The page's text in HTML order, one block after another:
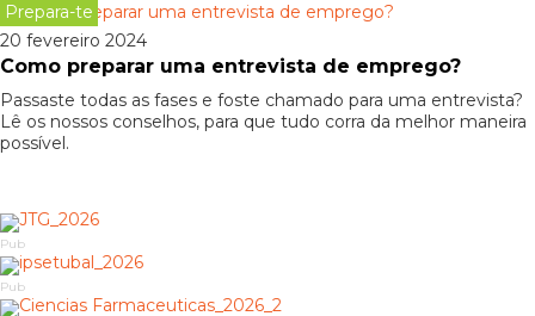
Prepara-te
20 fevereiro 2024
Como preparar uma entrevista de emprego?
Passaste todas as fases e foste chamado para uma entrevista?
Lê os nossos conselhos, para que tudo corra da melhor maneira
possível.
Pub
Pub